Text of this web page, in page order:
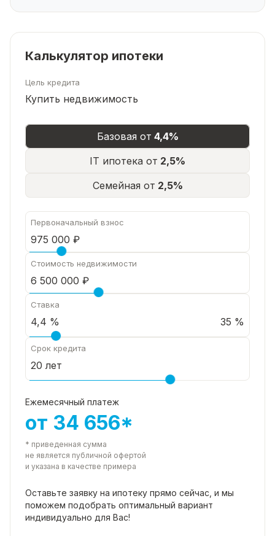
Адрес:село Иглино, улица Набережная,. Это не
инфраструктурой .
Остановка, школа, детский сад
Магазины— рядом
Для большой семьи— 150 м², 2 этажа, 10 соток.
Хватит и детям, и родителям, и внукам на
Для тех, кто ценит качество и простор
кирпич, газ, центральная вода.
Для тех, кто не хочет ждать— чистая продажа,
быстрая сделка.
ипотекой — одобрим быстро.
Калькулятор ипотеки
Цель кредита
Купить недвижимость
Базовая от 4,4%
IT ипотека от 2,5%
Семейная от 2,5%
Первоначальный взнос
Стоимость недвижимости
Ставка
35 %
Срок кредита
Ежемесячный платеж
от 34 656*
* приведенная сумма
не является публичной офертой
и указана в качестве примера
Оставьте заявку на ипотеку прямо сейчас, и мы
поможем подобрать оптимальный вариант
индивидуально для Вас!